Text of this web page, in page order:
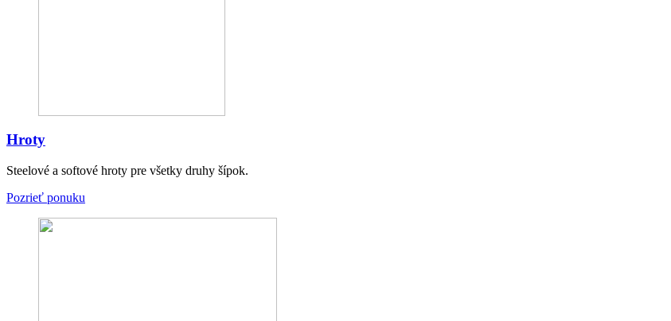
Hroty
Steelové a softové hroty pre všetky druhy šípok.
Pozrieť ponuku